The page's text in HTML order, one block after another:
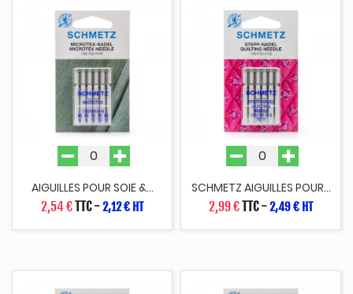
AIGUILLES POUR SOIE &...
2,54 €TTC-2,12 € HT
SCHMETZ AIGUILLES POUR...
2,99 €TTC-2,49 € HT